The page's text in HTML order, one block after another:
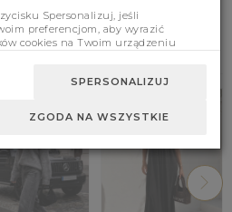
Spersonalizuj, jeśli
preferencjom, aby wyrazić
cookies na Twoim urządzeniu
SPERSONALIZUJ
ZGODA NA WSZYSTKIE